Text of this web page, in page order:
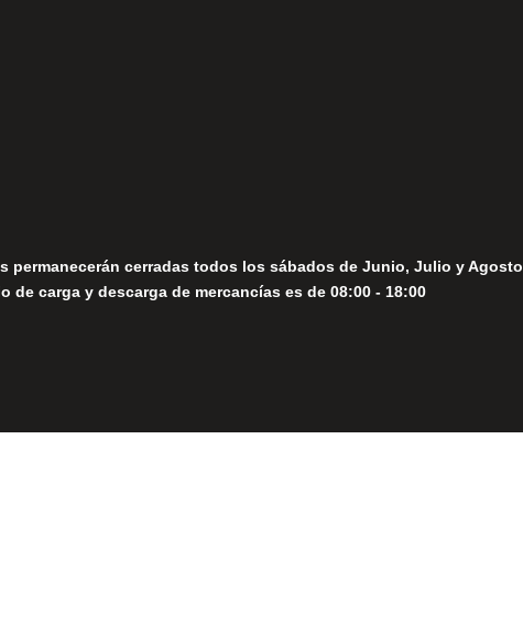
permanecerán cerradas todos los sábados de Junio, Julio y Agosto
de carga y descarga de mercancías es de 08:00 - 18:00